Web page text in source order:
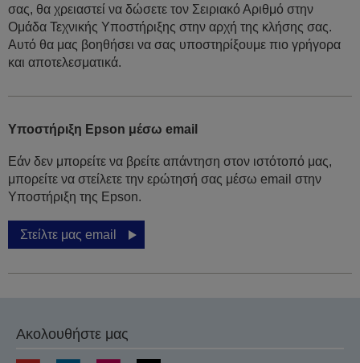
σας, θα χρειαστεί να δώσετε τον Σειριακό Αριθμό στην
Ομάδα Τεχνικής Υποστήριξης στην αρχή της κλήσης σας.
Αυτό θα μας βοηθήσει να σας υποστηρίξουμε πιο γρήγορα
και αποτελεσματικά.
Υποστήριξη Epson μέσω email
Εάν δεν μπορείτε να βρείτε απάντηση στον ιστότοπό μας,
μπορείτε να στείλετε την ερώτησή σας μέσω email στην
Υποστήριξη της Epson.
Στείλτε μας email
Ακολουθήστε μας